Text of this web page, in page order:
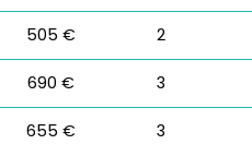
505 € 2
690 € 3
655 € 3